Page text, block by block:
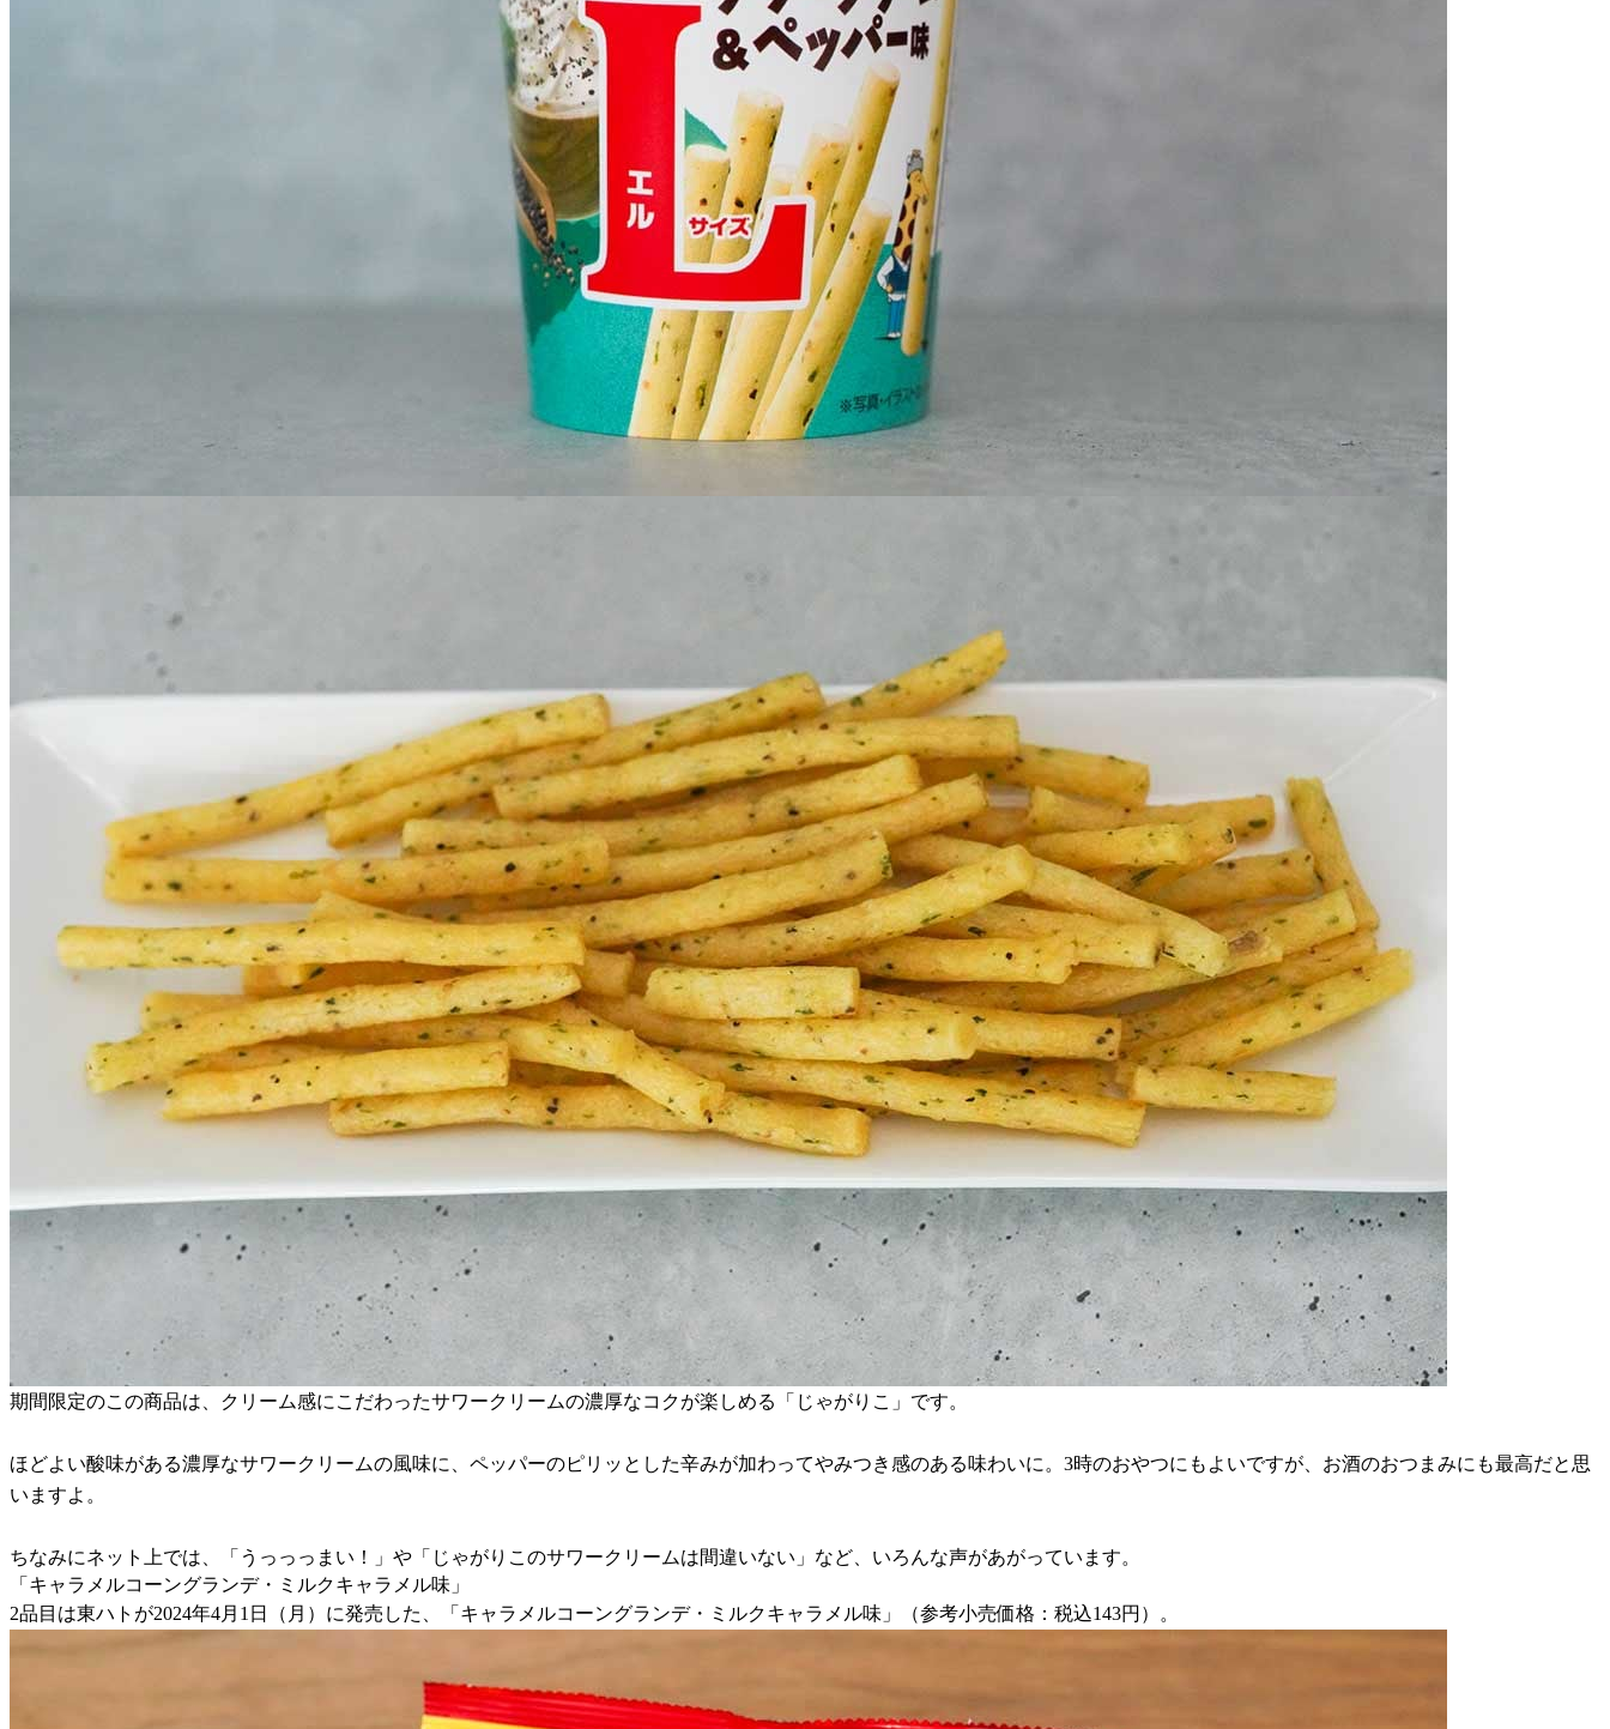
期間限定のこの商品は、クリーム感にこだわったサワークリームの濃厚なコクが楽しめる「じゃがりこ」です。
ほどよい酸味がある濃厚なサワークリームの風味に、ペッパーのピリッとした辛みが加わってやみつき感のある味わいに。3時のおやつにもよいですが、お酒のおつまみにも最高だと思
いますよ。
ちなみにネット上では、「うっっっまい！」や「じゃがりこのサワークリームは間違いない」など、いろんな声があがっています。
「キャラメルコーングランデ・ミルクキャラメル味」
2品目は東ハトが2024年4月1日（月）に発売した、「キャラメルコーングランデ・ミルクキャラメル味」（参考小売価格：税込143円）。